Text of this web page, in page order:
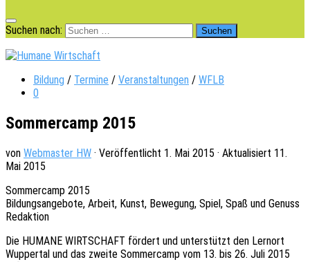
Suchen nach:
Bildung / Termine / Veranstaltungen / WFLB
0
Sommercamp 2015
von Webmaster HW · Veröffentlicht 1. Mai 2015 · Aktualisiert 11.
Mai 2015
Sommer­camp 2015
Bildungs­an­ge­bo­te, Arbeit, Kunst, Bewe­gung, Spiel, Spaß und Genuss
Redaktion
Die HUMANE WIRTSCHAFT fördert und unter­stützt den Lern­ort
Wupper­tal und das zweite Sommer­camp vom 13. bis 26. Juli 2015